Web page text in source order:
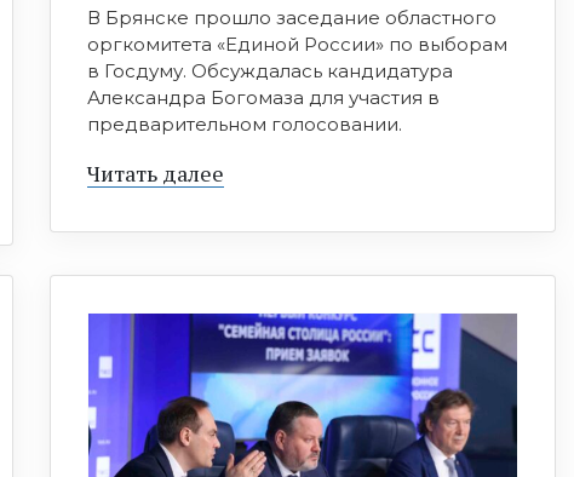
В Брянске прошло заседание областного
оргкомитета «Единой России» по выборам
в Госдуму. Обсуждалась кандидатура
Александра Богомаза для участия в
предварительном голосовании.
Читать далее